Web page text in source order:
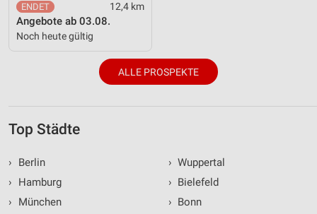
12,4 km
Angebote ab 03.08.
Noch heute gültig
ALLE PROSPEKTE
Top Städte
›
Berlin
›
Hamburg
›
München
› Wuppertal
› Bielefeld
› Bonn